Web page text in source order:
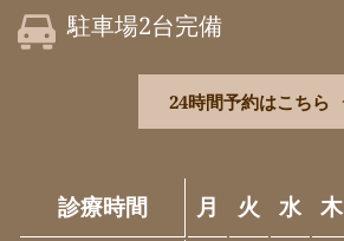
駐車場2台完備
24時間予約はこちら
診療時間 月 火 水 木